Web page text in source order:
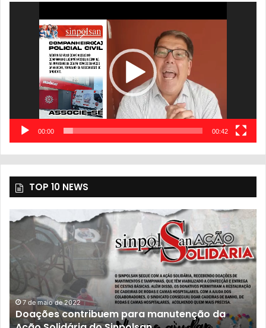
00:00 00:42
TOP 10 NEWS
7 de maio de 2022
Doações contribuem para manutenção da